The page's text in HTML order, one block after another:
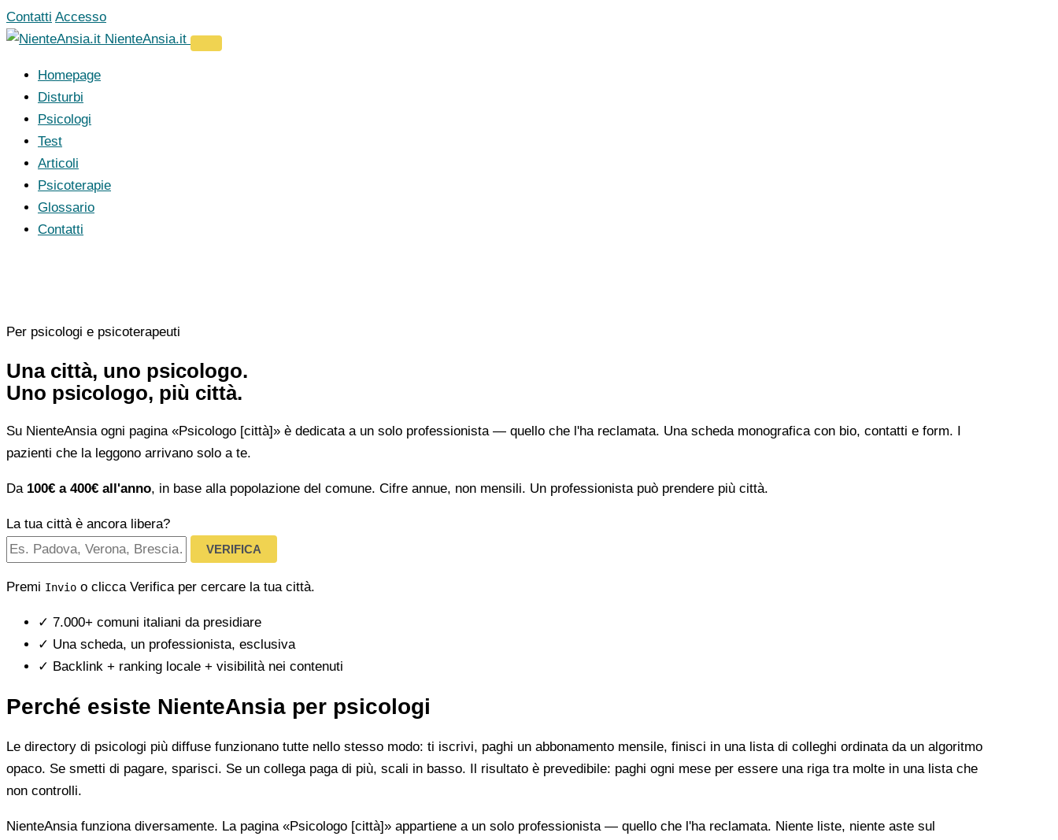
Vai
al
Contatti Accesso
NienteAnsia.it
Homepage
Disturbi
Psicologi
Test
Articoli
Psicoterapie
Glossario
Contatti
Per psicologi e psicoterapeuti
Una città, uno psicologo.
Uno psicologo, più città.
Su NienteAnsia ogni pagina «Psicologo [città]» è dedicata a un solo professionista — quello che l'ha reclamata. Una scheda monografica con bio, contatti e form. I
pazienti che la leggono arrivano solo a te.
Da 100€ a 400€ all'anno, in base alla popolazione del comune. Cifre annue, non mensili. Un professionista può prendere più città.
La tua città è ancora libera?
VERIFICA
Premi Invio o clicca Verifica per cercare la tua città.
✓ 7.000+ comuni italiani da presidiare
✓ Una scheda, un professionista, esclusiva
✓ Backlink + ranking locale + visibilità nei contenuti
Perché esiste NienteAnsia per psicologi
Le directory di psicologi più diffuse funzionano tutte nello stesso modo: ti iscrivi, paghi un abbonamento mensile, finisci in una lista di colleghi ordinata da un algoritmo
opaco. Se smetti di pagare, sparisci. Se un collega paga di più, scali in basso. Il risultato è prevedibile: paghi ogni mese per essere una riga tra molte in una lista che
non controlli.
NienteAnsia funziona diversamente. La pagina «Psicologo [città]» appartiene a un solo professionista — quello che l'ha reclamata. Niente liste, niente aste sul